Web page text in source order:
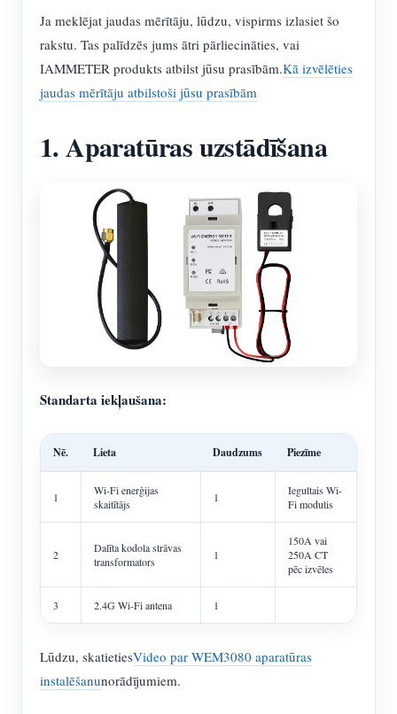
Ja meklējat jaudas mērītāju, lūdzu, vispirms izlasiet šo
rakstu. Tas palīdzēs jums ātri pārliecināties, vai
IAMMETER produkts atbilst jūsu prasībām.Kā izvēlēties
jaudas mērītāju atbilstoši jūsu prasībām
1. Aparatūras uzstādīšana
Standarta iekļaušana:
Nē. Lieta Daudzums Piezīme
1
Wi-Fi enerģijas
skaitītājs
1
Iegultais Wi-
Fi modulis
2
Dalīta kodola strāvas
transformators
1
150A vai
250A CT
pēc izvēles
3 2.4G Wi-Fi antena 1
Lūdzu, skatietiesVideo par WEM3080 aparatūras
instalēšanunorādījumiem.